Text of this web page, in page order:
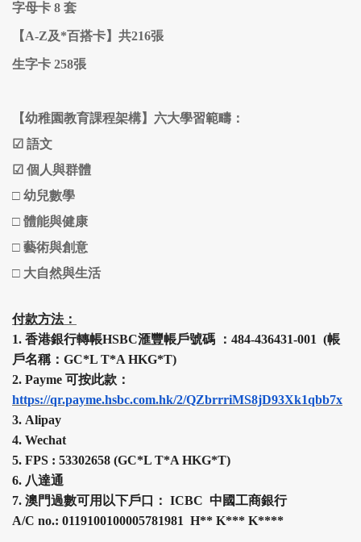
字母卡 8 套
【A-Z及*百搭卡】共216張
生字卡 258張
【幼稚園教育課程架構】六大學習範疇：
☑ 語文
☑ 個人與群體
□ 幼兒數學
□ 體能與健康
□ 藝術與創意
□ 大自然與生活
付款方法：
1. 香港銀行轉帳HSBC滙豐帳戶號碼 ：484-436431-001 (帳
戶名稱：GC*L T*A HKG*T)
2. Payme 可按此款：
https://qr.payme.hsbc.com.hk/2/QZbrrriMS8jD93Xk1qbb7x
3. Alipay
4. Wechat
5. FPS : 53302658 (GC*L T*A HKG*T)
6. 八達通
7. 澳門過數可用以下戶口： ICBC 中國工商銀行
A/C no.: 0119100100005781981 H** K*** K****